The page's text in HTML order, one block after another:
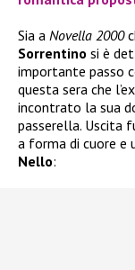
Sia a Novella 2000
Sorrentino si è
importante passo
questa sera che
incontrato la sua
passerella. Uscita
a forma di cuore e
Nello: